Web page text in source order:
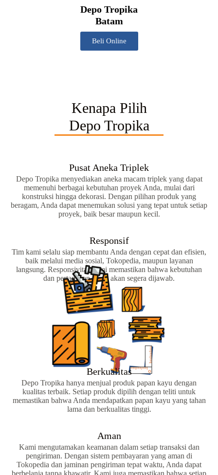
Depo Tropika
Batam
Beli Online
Kenapa Pilih
Depo Tropika
Pusat Aneka Triplek
Depo Tropika menyediakan aneka macam triplek yang dapat
memenuhi berbagai kebutuhan proyek Anda, mulai dari
konstruksi hingga dekorasi. Dengan pilihan produk yang
beragam, Anda dapat menemukan solusi yang tepat untuk setiap
proyek, baik besar maupun kecil.
Responsif
Tim kami selalu siap membantu Anda dengan cepat dan efisien,
baik melalui media sosial, Tokopedia, maupun layanan
langsung. Responsivitas kami memastikan bahwa kebutuhan
dan pertanyaan Anda akan segera dijawab.
Berkualitas
Depo Tropika hanya menjual produk papan kayu dengan
kualitas terbaik. Setiap produk dipilih dengan teliti untuk
memastikan bahwa Anda mendapatkan papan kayu yang tahan
lama dan berkualitas tinggi.
Aman
Kami mengutamakan keamanan dalam setiap transaksi dan
pengiriman. Dengan sistem pembayaran yang aman di
Tokopedia dan jaminan pengiriman tepat waktu, Anda dapat
berbelanja tanpa khawatir. Kami juga memastikan bahwa setiap